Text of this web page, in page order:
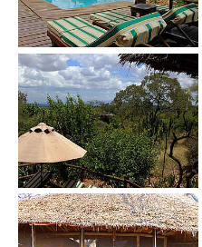
Show larger version
Show larger version